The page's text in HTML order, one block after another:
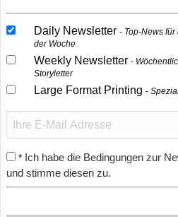
Daily Newsletter
Top-News
der Woche
Weekly Newsletter
Storyletter
Large Format Printing
* Ich habe die Bedingungen zur
und stimme diesen zu.